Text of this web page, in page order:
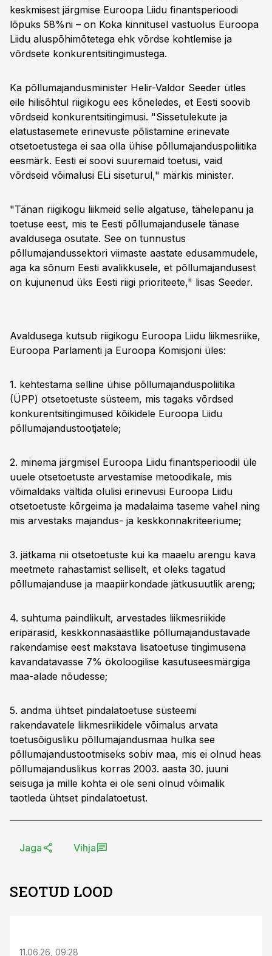
keskmisest järgmise Euroopa Liidu finantsperioodi
lõpuks 58%ni – on Koka kinnitusel vastuolus Euroopa
Liidu aluspõhimõtetega ehk võrdse kohtlemise ja
võrdsete konkurentsitingimustega.
Ka põllumajandusminister Helir-Valdor Seeder ütles
eile hilisõhtul riigikogu ees kõneledes, et Eesti soovib
võrdseid konkurentsitingimusi. "Sissetulekute ja
elatustasemete erinevuste põlistamine erinevate
otsetoetustega ei saa olla ühise põllumajanduspoliitika
eesmärk. Eesti ei soovi suuremaid toetusi, vaid
võrdseid võimalusi ELi siseturul," märkis minister.
"Tänan riigikogu liikmeid selle algatuse, tähelepanu ja
toetuse eest, mis te Eesti põllumajandusele tänase
avaldusega osutate. See on tunnustus
põllumajandussektori viimaste aastate edusammudele,
aga ka sõnum Eesti avalikkusele, et põllumajandusest
on kujunenud üks Eesti riigi prioriteete," lisas Seeder.
Avaldusega kutsub riigikogu Euroopa Liidu liikmesriike,
Euroopa Parlamenti ja Euroopa Komisjoni üles:
1. kehtestama selline ühise põllumajanduspoliitika
(ÜPP) otsetoetuste süsteem, mis tagaks võrdsed
konkurentsitingimused kõikidele Euroopa Liidu
põllumajandustootjatele;
2. minema järgmisel Euroopa Liidu finantsperioodil üle
uuele otsetoetuste arvestamise metoodikale, mis
võimaldaks vältida olulisi erinevusi Euroopa Liidu
otsetoetuste kõrgeima ja madalaima taseme vahel ning
mis arvestaks majandus- ja keskkonnakriteeriume;
3. jätkama nii otsetoetuste kui ka maaelu arengu kava
meetmete rahastamist selliselt, et oleks tagatud
põllumajanduse ja maapiirkondade jätkusuutlik areng;
4. suhtuma paindlikult, arvestades liikmesriikide
eripärasid, keskkonnasäästlike põllumajandustavade
rakendamise eest makstava lisatoetuse tingimusena
kavandatavasse 7% ökoloogilise kasutuseesmärgiga
maa-alade nõudesse;
5. andma ühtset pindalatoetuse süsteemi
rakendavatele liikmesriikidele võimalus arvata
toetusõigusliku põllumajandusmaa hulka see
põllumajandustootmiseks sobiv maa, mis ei olnud heas
põllumajanduslikus korras 2003. aasta 30. juuni
seisuga ja mille kohta ei ole seni olnud võimalik
taotleda ühtset pindalatoetust.
Jaga Vihja
SEOTUD LOOD
11.06.26, 09:28